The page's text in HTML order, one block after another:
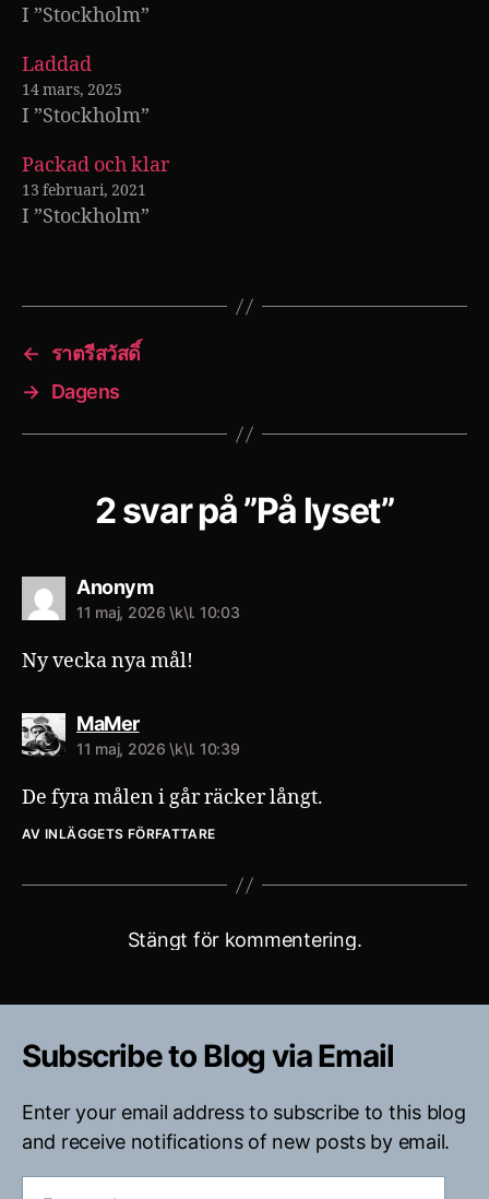
I ”Stockholm”
Laddad
14 mars, 2025
I ”Stockholm”
Packad och klar
13 februari, 2021
I ”Stockholm”
←
ราตรีสวัสดิ์
→ Dagens
2 svar på ”På lyset”
Anonymsäger:
11 maj, 2026 \k\l. 10:03
Ny vecka nya mål!
MaMersäger:
11 maj, 2026 \k\l. 10:39
De fyra målen i går räcker långt.
AV INLÄGGETS FÖRFATTARE
Stängt för kommentering.
Subscribe to Blog via Email
Enter your email address to subscribe to this blog
and receive notifications of new posts by email.